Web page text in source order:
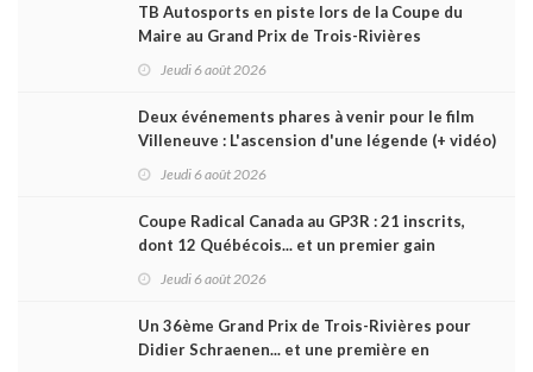
TB Autosports en piste lors de la Coupe du
Maire au Grand Prix de Trois-Rivières
Jeudi 6 août 2026
Deux événements phares à venir pour le film
Villeneuve : L'ascension d'une légende (+ vidéo)
Jeudi 6 août 2026
Coupe Radical Canada au GP3R : 21 inscrits,
dont 12 Québécois... et un premier gain
Jeudi 6 août 2026
Un 36ème Grand Prix de Trois-Rivières pour
Didier Schraenen... et une première en